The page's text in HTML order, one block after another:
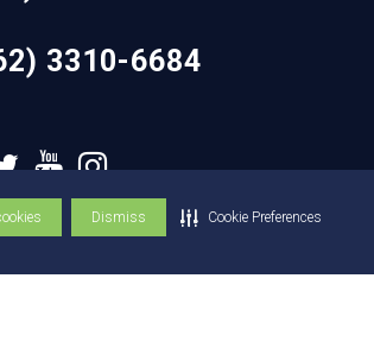
Dismiss Cookie Preferences
3310-6684
UniEVANGÉLICA 1947 - 2026